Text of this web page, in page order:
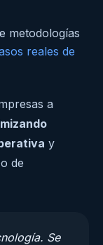
metodologías
reales de
a
y
de
Se